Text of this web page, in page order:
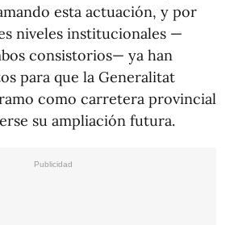
esta actuación, y por
niveles institucionales —
consistorios— ya han
para que la Generalitat
como carretera provincial
su ampliación futura.